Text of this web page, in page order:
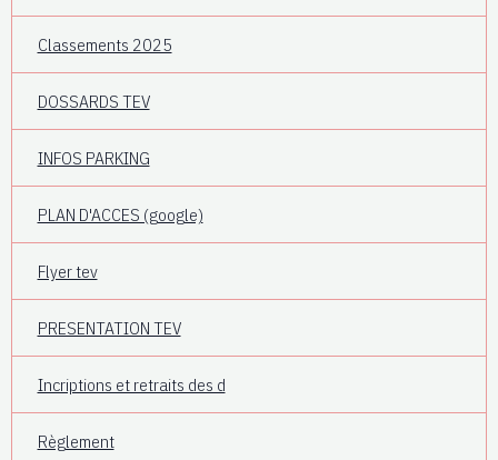
Classements 2025
DOSSARDS TEV
INFOS PARKING
PLAN D'ACCES (google)
Flyer tev
PRESENTATION TEV
Incriptions et retraits des d
Règlement